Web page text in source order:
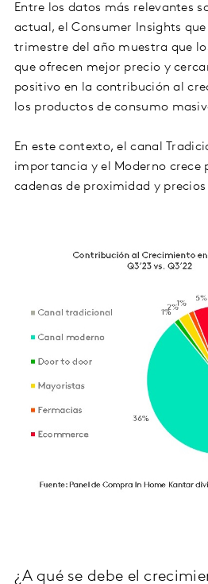
Entre los datos más relevantes
actual, el Consumer Insights
trimestre del año muestra que
que ofrecen mejor precio y
positivo en la contribución al
los productos de consumo
En este contexto, el canal
importancia y el Moderno crece
cadenas de proximidad y precios
¿A qué se debe el